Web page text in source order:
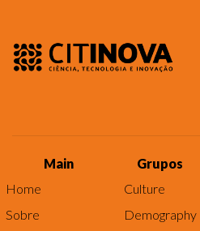
Main
Home
Sobre
Grupos
Culture
Demography